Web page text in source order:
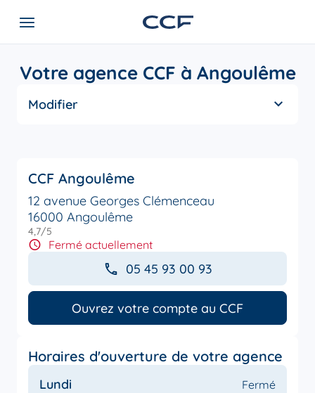
Votre agence CCF à Angoulême
Modifier
CCF Angoulême
12 avenue Georges Clémenceau
16000 Angoulême
4,7/5
Fermé actuellement
05 45 93 00 93
Ouvrez votre compte au CCF
Horaires d'ouverture de votre agence
Lundi Fermé